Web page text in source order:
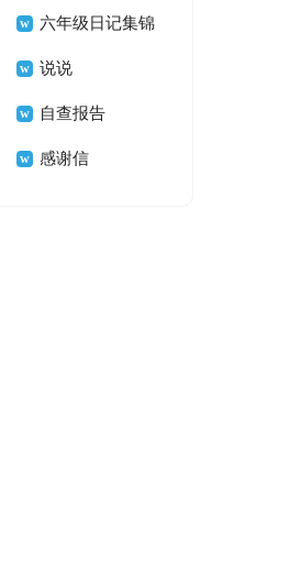
唯美的句子汇总66
句
六年级日记集锦
15篇说说
自查报告
感谢信